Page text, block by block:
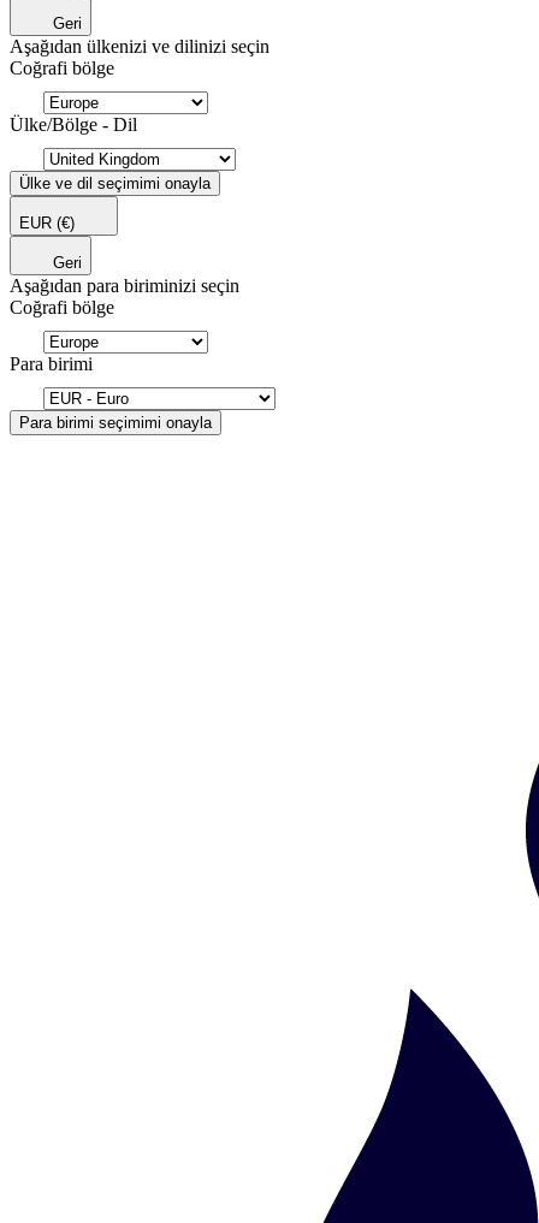
Geri
Aşağıdan ülkenizi ve dilinizi seçin
Coğrafi bölge
Ülke/Bölge - Dil
Ülke ve dil seçimimi onayla
EUR (€)
Geri
Aşağıdan para biriminizi seçin
Coğrafi bölge
Para birimi
Para birimi seçimimi onayla